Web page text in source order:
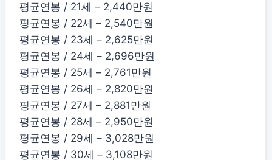
평균연봉 / 21세 – 2,440만원
평균연봉 / 22세 – 2,540만원
평균연봉 / 23세 – 2,625만원
평균연봉 / 24세 – 2,696만원
평균연봉 / 25세 – 2,761만원
평균연봉 / 26세 – 2,820만원
평균연봉 / 27세 – 2,881만원
평균연봉 / 28세 – 2,950만원
평균연봉 / 29세 – 3,028만원
평균연봉 / 30세 – 3,108만원